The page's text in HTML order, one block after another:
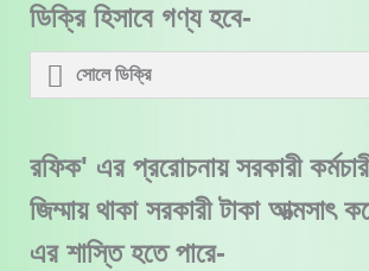
ডিক্রি হিসাবে গণ্য হবে-
সোলে ডিক্রি
রফিক' এর প্ররোচনায় সরকারী
জিম্মায় থাকা সরকারী টাকা আত্মসাৎ
এর শাস্তি হতে পারে-